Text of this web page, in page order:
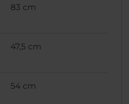
83 cm
47,5 cm
54 cm